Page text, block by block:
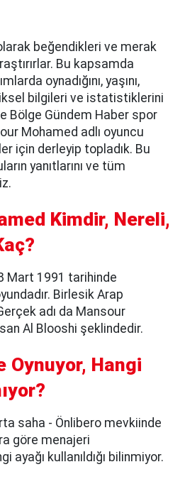
beğendikleri ve merak
Bu kapsamda
oynadığını, yaşını,
bilgileri ve istatistiklerini
Bölge Gündem Haber spor
Mohamed adlı oyuncu
için derleyip topladık. Bu
yanıtlarını ve tüm
Kimdir, Nereli,
Mart 1991 tarihinde
Birlesik Arap
adı da Mansour
Al Blooshi şeklindedir.
Oynuyor, Hangi
saha - Önlibero mevkiinde
göre menajeri
ayağı kullanıldığı bilinmiyor.